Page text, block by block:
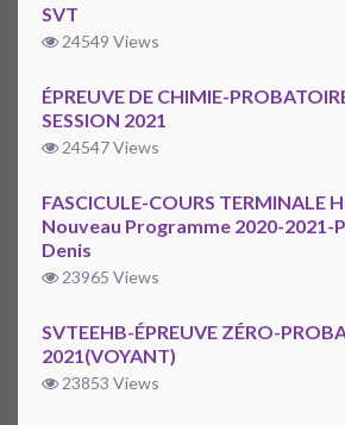
SVT
24549 Views
ÉPREUVE DE CHIMIE-
SESSION 2021
24547 Views
FASCICULE-COURS TERMINALE
Nouveau Programme 2020-2021-
Denis
23965 Views
SVTEEHB-ÉPREUVE ZÉRO-
2021(VOYANT)
23853 Views